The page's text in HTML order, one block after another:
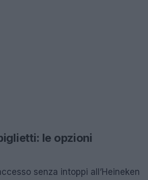
le opzioni
senza intoppi all’Heineken